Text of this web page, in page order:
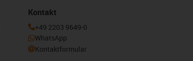
Kontakt
+49 2203 9649-0
WhatsApp
Kontaktformular